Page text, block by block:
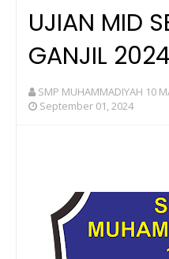
UJIAN MID
GANJIL
SMP MUHAMMADIYAH 10
September 01, 2024